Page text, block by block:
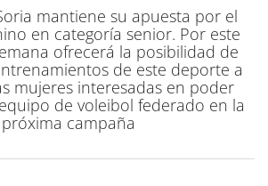
mantiene su apuesta por el
en categoría senior. Por este
ofrecerá la posibilidad de
de este deporte a
mujeres interesadas en poder
de voleibol federado en la
próxima campaña